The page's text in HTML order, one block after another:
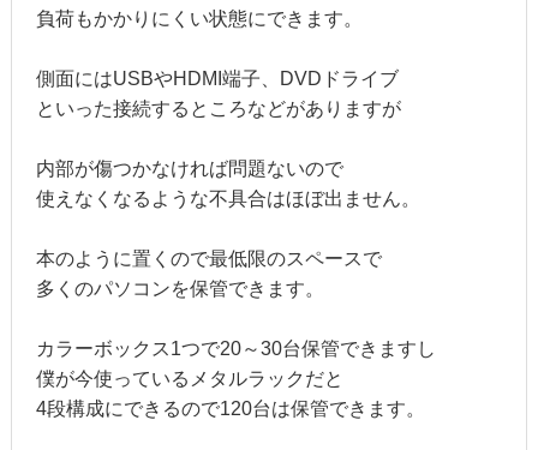
負荷もかかりにくい状態にできます。
側面にはUSBやHDMI端子、DVDドライブ
といった接続するところなどがありますが
内部が傷つかなければ問題ないので
使えなくなるような不具合はほぼ出ません。
本のように置くので最低限のスペースで
多くのパソコンを保管できます。
カラーボックス1つで20～30台保管できますし
僕が今使っているメタルラックだと
4段構成にできるので120台は保管できます。